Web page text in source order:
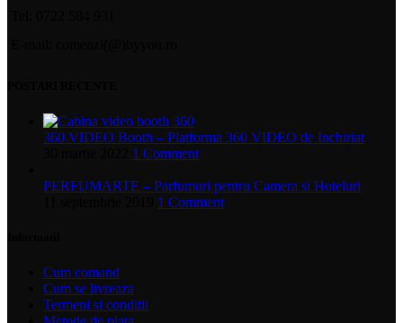
360 VIDEO Booth – Platforma 360 VIDEO de Inchiriat
1 Comment
PERFUMARTE – Parfumuri pentru Camera si Hoteluri
1 Comment
Cum comand
Cum se livreaza
Termeni si conditii